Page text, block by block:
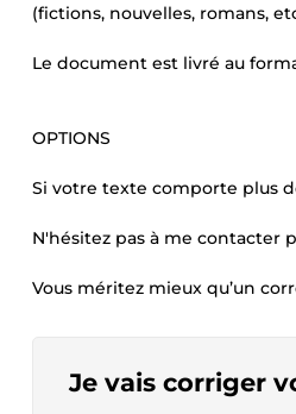
(fictions, nouvelles, romans,
Le document est livré au
OPTIONS
Si votre texte comporte plus
N'hésitez pas à me
Vous méritez mieux qu’un
Je vais corriger